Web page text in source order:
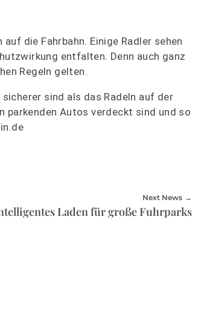
die Fahrbahn. Einige Radler sehen
entfalten. Denn auch ganz
Regeln gelten.
sind als das Radeln auf der
parkenden Autos verdeckt sind und so
Next News
Laden für große Fuhrparks